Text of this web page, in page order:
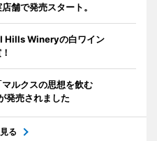
舗で発売スタート。
Hills Wineryの白ワイン
ルクスの思想を飲む
発売されました
る